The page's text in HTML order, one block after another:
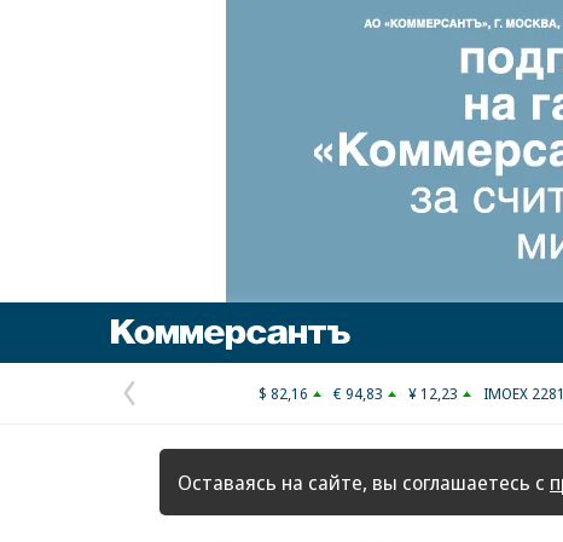
Предыдущая
страница
$ 82,16 € 94,83 ¥ 12,23 IMOEX
Оставаясь на сайте, вы соглашаетесь с